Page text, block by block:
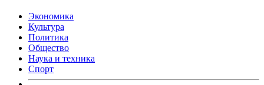
Экономика
Культура
Политика
Общество
Наука и техника
Спорт